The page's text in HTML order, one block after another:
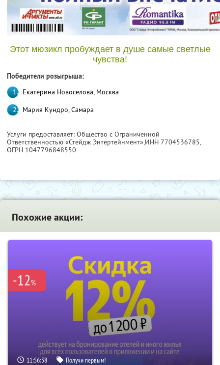
Этот мюзикл пробуждает в душе самые светлые
чувства!
Победители розыгрыша:
Екатерина Новоселова, Москва
Мария Кундро, Самара
Услуги предоставляет: Общество с Ограниченной
Ответственностью «Стейдж Энтертейнмент»,ИНН 7704536785,
ОГРН 1047796848550
Похожие акции:
-12%
11:56:37 Получи первым!